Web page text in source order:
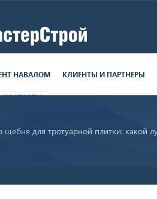
круглосуточно
(812) 679-06-70
НАВАЛОМ КЛИЕНТЫ И ПАРТНЕРЫ
КОНТАКТЫ
щебня для тротуарной плитки: какой